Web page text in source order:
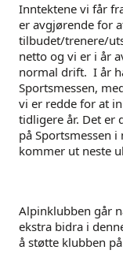
Inntektene vi får
er avgjørende for
tilbudet/trenere/
netto og vi er i år
normal drift. I år
Sportsmessen,
vi er redde for at
tidligere år. Det er
på Sportsmessen
kommer ut neste
Alpinklubben går
ekstra bidra i
å støtte klubben